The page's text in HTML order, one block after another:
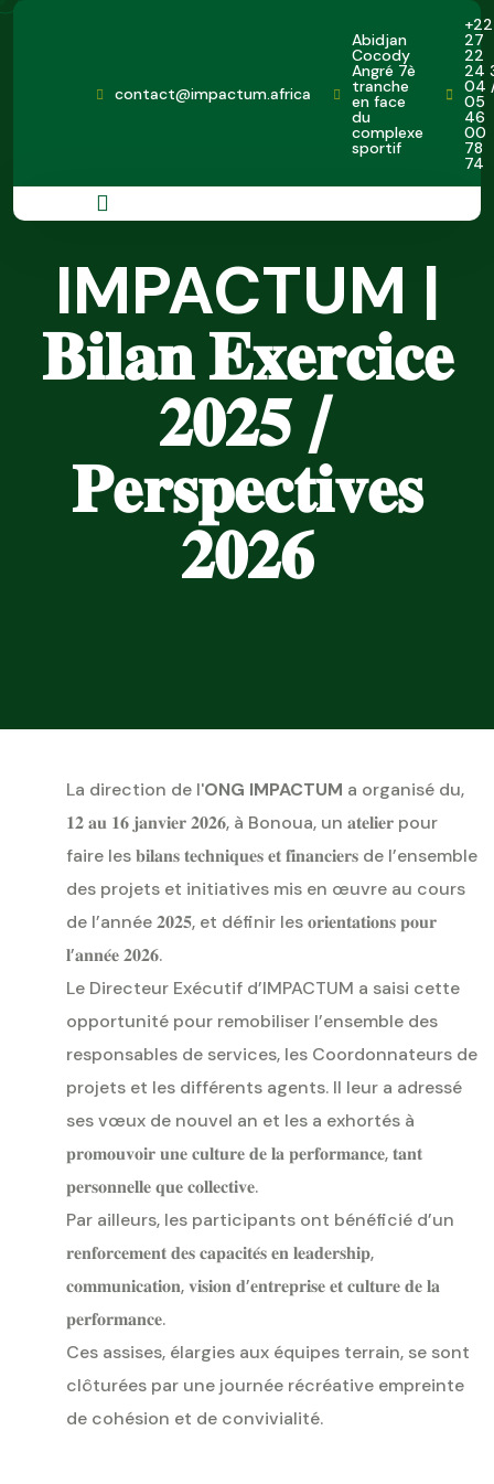
contact@impactum.africa
Abidjan
Cocody
Angré 7è
tranche
en face
du
complexe
sportif
27
22
24
04
05
46
00
78
74
IMPACTUM |
𝐁𝐢𝐥𝐚𝐧 𝐄𝐱𝐞𝐫𝐜𝐢𝐜𝐞
𝟐𝟎𝟐𝟓 /
𝐏𝐞𝐫𝐬𝐩𝐞𝐜𝐭𝐢𝐯𝐞𝐬
𝟐𝟎𝟐𝟔
La direction de l'ONG IMPACTUM a organisé du,
𝟏𝟐 𝐚𝐮 𝟏𝟔 𝐣𝐚𝐧𝐯𝐢𝐞𝐫 𝟐𝟎𝟐𝟔, à Bonoua, un 𝐚𝐭𝐞𝐥𝐢𝐞𝐫 pour
faire les 𝐛𝐢𝐥𝐚𝐧𝐬 𝐭𝐞𝐜𝐡𝐧𝐢𝐪𝐮𝐞𝐬 𝐞𝐭 𝐟𝐢𝐧𝐚𝐧𝐜𝐢𝐞𝐫𝐬 de l’ensemble
des projets et initiatives mis en œuvre au cours
de l’année 𝟐𝟎𝟐𝟓, et définir les 𝐨𝐫𝐢𝐞𝐧𝐭𝐚𝐭𝐢𝐨𝐧𝐬 𝐩𝐨𝐮𝐫
𝐥’𝐚𝐧𝐧𝐞́𝐞 𝟐𝟎𝟐𝟔.
Le Directeur Exécutif d’IMPACTUM a saisi cette
opportunité pour remobiliser l’ensemble des
responsables de services, les Coordonnateurs de
projets et les différents agents. Il leur a adressé
ses vœux de nouvel an et les a exhortés à
𝐩𝐫𝐨𝐦𝐨𝐮𝐯𝐨𝐢𝐫 𝐮𝐧𝐞 𝐜𝐮𝐥𝐭𝐮𝐫𝐞 𝐝𝐞 𝐥𝐚 𝐩𝐞𝐫𝐟𝐨𝐫𝐦𝐚𝐧𝐜𝐞, 𝐭𝐚𝐧𝐭
𝐩𝐞𝐫𝐬𝐨𝐧𝐧𝐞𝐥𝐥𝐞 𝐪𝐮𝐞 𝐜𝐨𝐥𝐥𝐞𝐜𝐭𝐢𝐯𝐞.
Par ailleurs, les participants ont bénéficié d’un
𝐫𝐞𝐧𝐟𝐨𝐫𝐜𝐞𝐦𝐞𝐧𝐭 𝐝𝐞𝐬 𝐜𝐚𝐩𝐚𝐜𝐢𝐭𝐞́𝐬 𝐞𝐧 𝐥𝐞𝐚𝐝𝐞𝐫𝐬𝐡𝐢𝐩,
𝐜𝐨𝐦𝐦𝐮𝐧𝐢𝐜𝐚𝐭𝐢𝐨𝐧, 𝐯𝐢𝐬𝐢𝐨𝐧 𝐝’𝐞𝐧𝐭𝐫𝐞𝐩𝐫𝐢𝐬𝐞 𝐞𝐭 𝐜𝐮𝐥𝐭𝐮𝐫𝐞 𝐝𝐞 𝐥𝐚
𝐩𝐞𝐫𝐟𝐨𝐫𝐦𝐚𝐧𝐜𝐞.
Ces assises, élargies aux équipes terrain, se sont
clôturées par une journée récréative empreinte
de cohésion et de convivialité.